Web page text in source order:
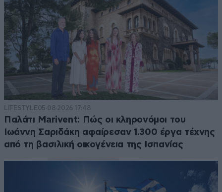
LIFESTYLE05·08·2026 17:48
Παλάτι Marivent: Πώς οι κληρονόμοι του
Ιωάννη Σαριδάκη αφαίρεσαν 1.300 έργα τέχνης
από τη βασιλική οικογένεια της Ισπανίας